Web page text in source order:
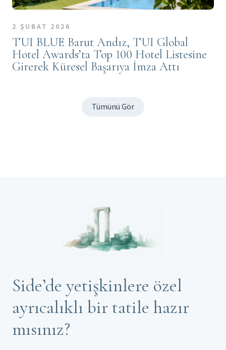
2 ŞUBAT 2026
TUI BLUE Barut Andız, TUI Global
Hotel Awards’ta Top 100 Hotel Listesine
Girerek Küresel Başarıya İmza Attı
Tümünü Gör
Side’de yetişkinlere özel
ayrıcalıklı bir tatile hazır
mısınız?